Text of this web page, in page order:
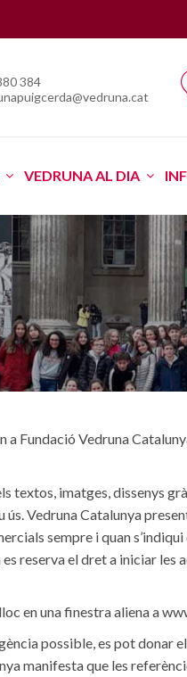
384
VEDRUNA AL DIA
Fundació Vedruna
textos, imatges, dissenys
ús. Vedruna Catalunya
sempre i quan
reserva el dret a iniciar
en una finestra aliena a
possible, es pot
manifesta que les